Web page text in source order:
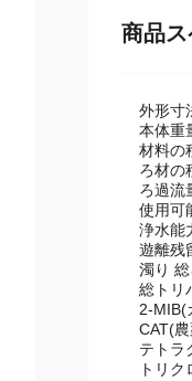
外形寸
本体重
材料の
ろ材の
ろ過流
使用可
浄水能
遊離残
濁り 総
総トリ
2-MIB(
CAT(
テト